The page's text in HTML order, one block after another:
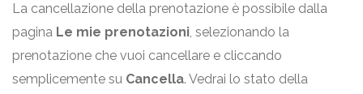
La cancellazione della prenotazione è possibile dalla
pagina Le mie prenotazioni, selezionando la
prenotazione che vuoi cancellare e cliccando
semplicemente su Cancella. Vedrai lo stato della